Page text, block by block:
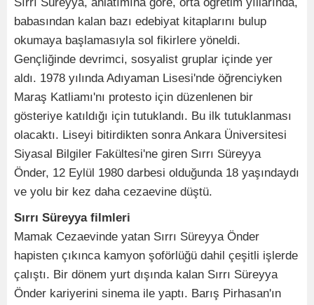
babasından kalan bazı edebiyat kitaplarını bulup
okumaya başlamasıyla sol fikirlere yöneldi.
Gençliğinde devrimci, sosyalist gruplar içinde yer
aldı. 1978 yılında Adıyaman Lisesi'nde öğrenciyken
Maraş Katliamı'nı protesto için düzenlenen bir
gösteriye katıldığı için tutuklandı. Bu ilk tutuklanması
olacaktı. Liseyi bitirdikten sonra Ankara Üniversitesi
Siyasal Bilgiler Fakültesi'ne giren Sırrı Süreyya
Önder, 12 Eylül 1980 darbesi olduğunda 18 yaşındaydı
ve yolu bir kez daha cezaevine düştü.
Sırrı Süreyya filmleri
Mamak Cezaevinde yatan Sırrı Süreyya Önder
hapisten çıkınca kamyon şoförlüğü dahil çeşitli işlerde
çalıştı. Bir dönem yurt dışında kalan Sırrı Süreyya
Önder kariyerini sinema ile yaptı. Barış Pirhasan'ın